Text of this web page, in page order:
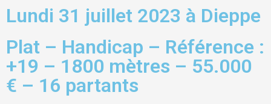
Lundi 31 juillet 2023 à Dieppe
Plat – Handicap – Référence :
+19 – 1800 mètres – 55.000
€ – 16 partants